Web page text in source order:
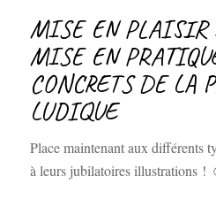
MISE EN PLAISIR
MISE EN
CONCRETS DE LA
LUDIQUE
Place maintenant aux différents
à leurs jubilatoires illustrations !